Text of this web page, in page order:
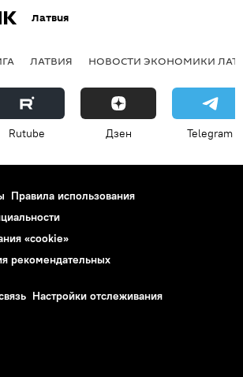
Латвия
ЛАТВИЯ НОВОСТИ ЭКОНОМИКИ
Rutube Дзен Telegram
Правила использования
«cookie»
рекомендательных
Настройки отслеживания